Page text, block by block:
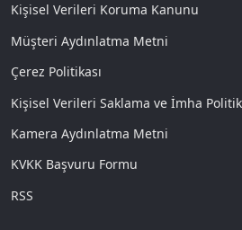
Kişisel Verileri Koruma Kanunu
Müşteri Aydınlatma Metni
Çerez Politikası
Kişisel Verileri Saklama ve İmha
Kamera Aydınlatma Metni
KVKK Başvuru Formu
RSS